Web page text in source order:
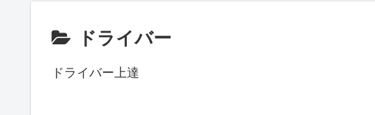
ドライバー
ドライバー上達